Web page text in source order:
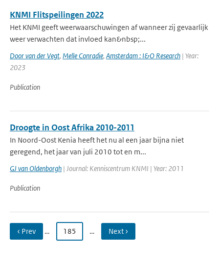
KNMI Flitspeilingen 2022
Het KNMI geeft weerwaarschuwingen af wanneer zij gevaarlijk
weer verwachten dat invloed kan&nbsp;...
Door van der Vegt, Melle Conradie, Amsterdam : I&O Research | Year:
2023
Publication
Droogte in Oost Afrika 2010-2011
In Noord-Oost Kenia heeft het nu al een jaar bijna niet
geregend, het jaar van juli 2010 tot en m...
GJ van Oldenborgh | Journal: Kenniscentrum KNMI | Year: 2011
Publication
‹ Prev … 185 … Next ›